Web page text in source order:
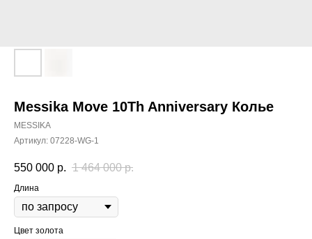
Messika Move 10Th Anniversary Колье
MESSIKA
Артикул: 07228-WG-1
550 000 р. 1 464 000 р.
Длина
Цвет золота